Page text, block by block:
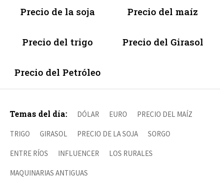
Precio de la soja Precio del maíz
Precio del trigo Precio del Girasol
Precio del Petróleo
Temas del día: DÓLAR EURO PRECIO DEL MAÍZ
TRIGO GIRASOL PRECIO DE LA SOJA SORGO
ENTRE RÍOS INFLUENCER LOS RURALES
MAQUINARIAS ANTIGUAS